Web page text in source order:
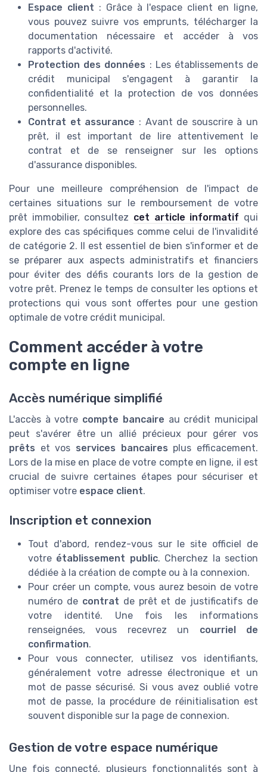
Espace client : Grâce à l'espace client en ligne,
vous pouvez suivre vos emprunts, télécharger la
documentation nécessaire et accéder à vos
rapports d'activité.
Protection des données : Les établissements de
crédit municipal s'engagent à garantir la
confidentialité et la protection de vos données
personnelles.
Contrat et assurance : Avant de souscrire à un
prêt, il est important de lire attentivement le
contrat et de se renseigner sur les options
d'assurance disponibles.
Pour une meilleure compréhension de l'impact de
certaines situations sur le remboursement de votre
prêt immobilier, consultez cet article informatif qui
explore des cas spécifiques comme celui de l'invalidité
de catégorie 2. Il est essentiel de bien s'informer et de
se préparer aux aspects administratifs et financiers
pour éviter des défis courants lors de la gestion de
votre prêt. Prenez le temps de consulter les options et
protections qui vous sont offertes pour une gestion
optimale de votre crédit municipal.
Comment accéder à votre
compte en ligne
Accès numérique simplifié
L'accès à votre compte bancaire au crédit municipal
peut s'avérer être un allié précieux pour gérer vos
prêts et vos services bancaires plus efficacement.
Lors de la mise en place de votre compte en ligne, il est
crucial de suivre certaines étapes pour sécuriser et
optimiser votre espace client.
Inscription et connexion
Tout d'abord, rendez-vous sur le site officiel de
votre établissement public. Cherchez la section
dédiée à la création de compte ou à la connexion.
Pour créer un compte, vous aurez besoin de votre
numéro de contrat de prêt et de justificatifs de
votre identité. Une fois les informations
renseignées, vous recevrez un courriel de
confirmation.
Pour vous connecter, utilisez vos identifiants,
généralement votre adresse électronique et un
mot de passe sécurisé. Si vous avez oublié votre
mot de passe, la procédure de réinitialisation est
souvent disponible sur la page de connexion.
Gestion de votre espace numérique
Une fois connecté, plusieurs fonctionnalités sont à